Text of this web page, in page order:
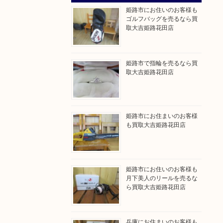
姫路市にお住いのお客様も
ゴルフバッグを売るなら買
取大吉姫路花田店
姫路市で指輪を売るなら買
取大吉姫路花田店
姫路市にお住まいのお客様
も買取大吉姫路花田店
姫路市にお住いのお客様も
月下美人のリールを売るな
ら買取大吉姫路花田店